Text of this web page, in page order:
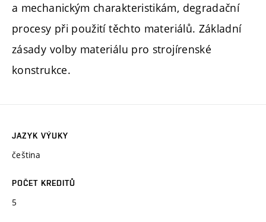
a mechanickým charakteristikám, degradační
procesy při použití těchto materiálů. Základní
zásady volby materiálu pro strojírenské
konstrukce.
JAZYK VÝUKY
čeština
POČET KREDITŮ
5